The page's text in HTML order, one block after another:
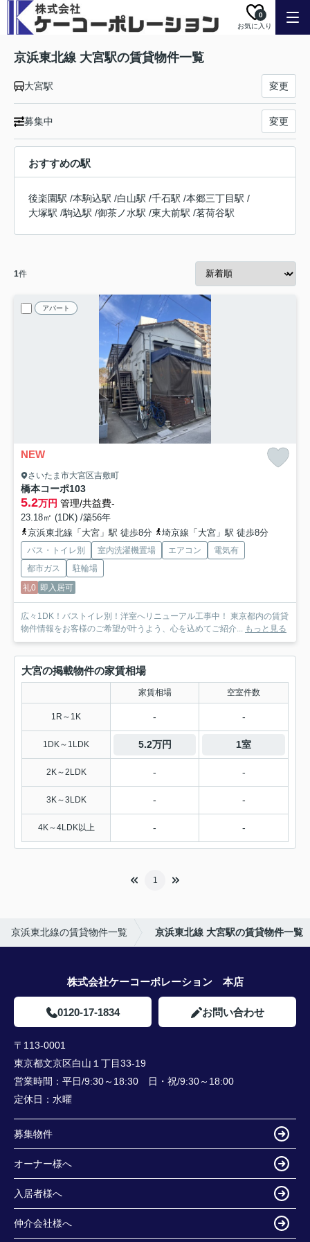
お気に入り
0
京浜東北線 大宮駅の賃貸物件一覧
大宮駅 変更
募集中 変更
おすすめの駅
後楽園駅 /本駒込駅 /白山駅 /千石駅 /本郷三丁目駅 /
大塚駅 /駒込駅 /御茶ノ水駅 /東大前駅 /茗荷谷駅
1件
アパート
NEW
さいたま市大宮区吉敷町
橋本コーポ103
5.2万円 管理/共益費-
23.18㎡ (1DK) /築56年
京浜東北線「大宮」駅 徒歩8分
埼京線「大宮」駅 徒歩8分
バス・トイレ別 室内洗濯機置場 エアコン
電気有
都市ガス
駐輪場
礼0 即入居可
広々1DK！バストイレ別！洋室へリニューアル工事中！ 東京都内の賃貸
物件情報をお客様のご希望が叶うよう、心を込めてご紹介... もっと見る
大宮の掲載物件の家賃相場
家賃相場 空室件数
1R～1K - -
1DK～1LDK 5.2万円 1室
2K～2LDK - -
3K～3LDK - -
4K～4LDK以上 - -
1
京浜東北線の賃貸物件一覧 京浜東北線 大宮駅の賃貸物件一覧
株式会社ケーコーポレーション 本店
0120-17-1834 お問い合わせ
〒113-0001
東京都文京区白山１丁目33-19
営業時間： 平日/9:30～18:30 日・祝/9:30～18:00
定休日： 水曜
募集物件
オーナー様へ
入居者様へ
仲介会社様へ